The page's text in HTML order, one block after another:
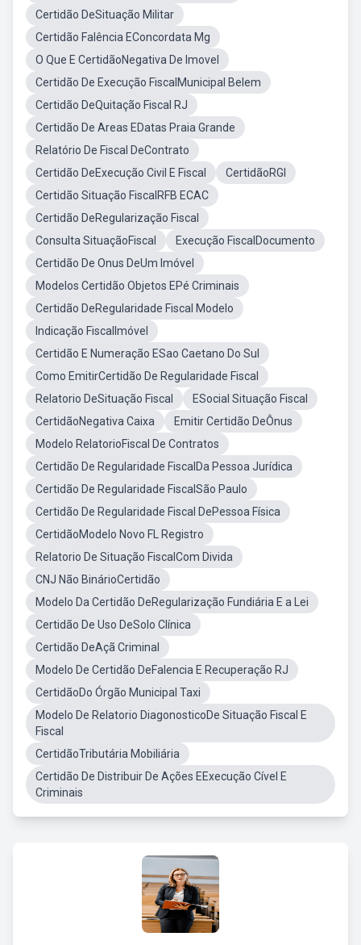
Certidão DeSituação Militar
Certidão Falência EConcordata Mg
O Que E CertidãoNegativa De Imovel
Certidão De Execução FiscalMunicipal Belem
Certidão DeQuitação Fiscal RJ
Certidão De Areas EDatas Praia Grande
Relatório De Fiscal DeContrato
Certidão DeExecução Civil E Fiscal
CertidãoRGI
Certidão Situação FiscalRFB ECAC
Certidão DeRegularização Fiscal
Consulta SituaçãoFiscal
Execução FiscalDocumento
Certidão De Onus DeUm Imóvel
Modelos Certidão Objetos EPé Criminais
Certidão DeRegularidade Fiscal Modelo
Indicação FiscalImóvel
Certidão E Numeração ESao Caetano Do Sul
Como EmitirCertidão De Regularidade Fiscal
Relatorio DeSituação Fiscal
ESocial Situação Fiscal
CertidãoNegativa Caixa
Emitir Certidão DeÔnus
Modelo RelatorioFiscal De Contratos
Certidão De Regularidade FiscalDa Pessoa Jurídica
Certidão De Regularidade FiscalSão Paulo
Certidão De Regularidade Fiscal DePessoa Física
CertidãoModelo Novo FL Registro
Relatorio De Situação FiscalCom Divida
CNJ Não BinárioCertidão
Modelo Da Certidão DeRegularização Fundiária E a Lei
Certidão De Uso DeSolo Clínica
Certidão DeAçã Criminal
Modelo De Certidão DeFalencia E Recuperação RJ
CertidãoDo Órgão Municipal Taxi
Modelo De Relatorio DiagonosticoDe Situação Fiscal E
Fiscal
CertidãoTributária Mobiliária
Certidão De Distribuir De Ações EExecução Cível E
Criminais